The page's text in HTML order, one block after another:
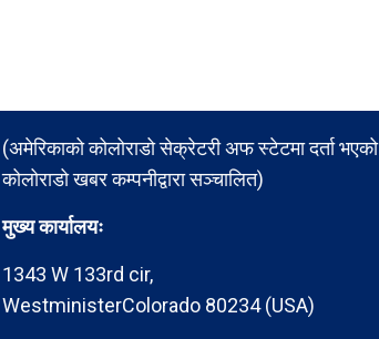
(अमेरिकाको कोलोराडो सेक्रेटरी अफ स्टेटमा दर्ता भएको
कोलोराडो खबर कम्पनीद्वारा सञ्चालित)
मुख्य कार्यालयः
1343 W 133rd cir,
WestministerColorado 80234 (USA)